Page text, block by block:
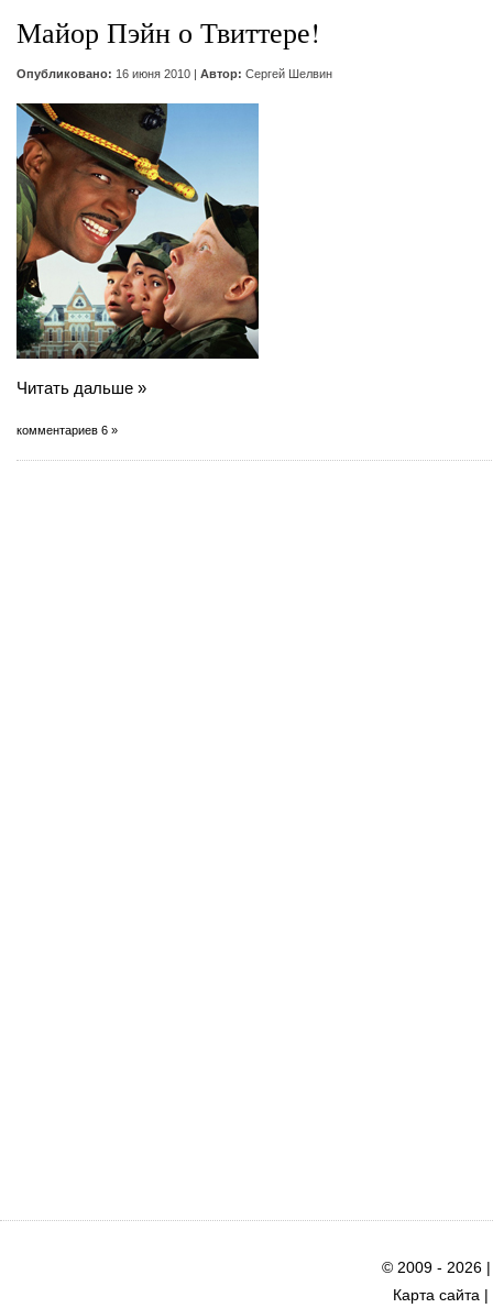
Майор Пэйн о Твиттере!
Опубликовано: 16 июня 2010 | Автор: Сергей Шелвин
Читать дальше »
комментариев 6 »
© 2009 - 2026
Карта сайта